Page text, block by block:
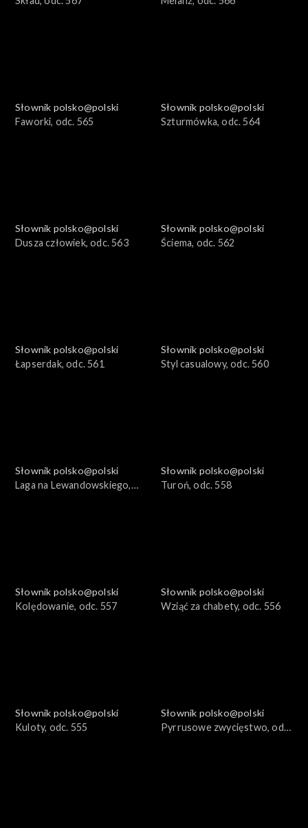
Słownik polsko@polski
Faworki, odc. 565
Słownik polsko@polski
Szturmówka, odc. 564
Słownik polsko@polski
Dusza człowiek, odc. 563
Słownik polsko@polski
Ściema, odc. 562
Słownik polsko@polski
Łapserdak, odc. 561
Słownik polsko@polski
Styl casualowy, odc. 560
Słownik polsko@polski
Laga na Lewandowskiego,
Słownik polsko@polski
Turoń, odc. 558
Słownik polsko@polski
Kolędowanie, odc. 557
Słownik polsko@polski
Wziąć za chabety, odc. 556
Słownik polsko@polski
Kuloty, odc. 555
Słownik polsko@polski
Pyrrusowe zwycięstwo, odc.